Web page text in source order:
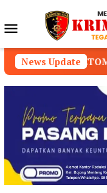
konten Menu
Mobile
News Update
BAHAN